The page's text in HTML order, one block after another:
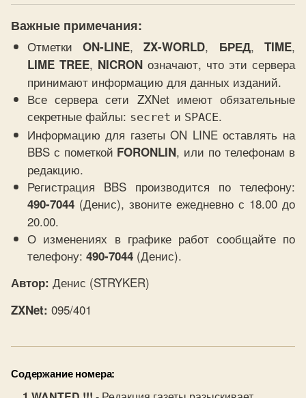
Важные примечания:
ОтметкиON-LINE,ZX-WORLD, БРЕД,TIME,
LIME TREE, NICRONозначают, что эти сервера
принимают информацию для данных изданий.
Все сервера сети ZXNet имеют обязательные
секретные файлы: secret и SPACE.
Информацию для газеты ON LINE оставлять на
BBS с пометкой FORONLIN, или по телефонам в
редакцию.
Регистрация BBS производится по телефону:
490-7044(Денис), звоните ежедневно с 18.00 до
20.00.
О изменениях в графике работ сообщайте по
телефону: 490-7044(Денис).
Автор: Денис (STRYKER)
ZXNet: 095/401
Содержание номера: